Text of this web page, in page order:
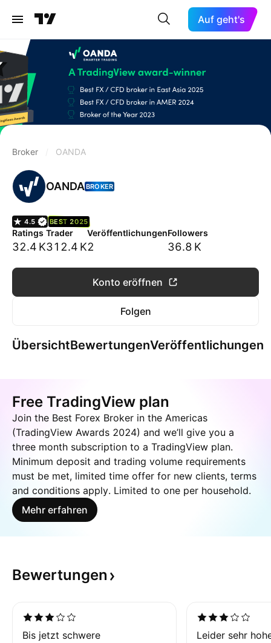
Auf geht's
Broker OANDA
OANDA BROKER
4.5 BEST 2025
Ratings
32.4 K
Trader
312.4 K
Veröffentlichungen
2
Followers
36.8 K
Konto eröffnen
Folgen
ÜbersichtBewertungenVeröffentlichungen
Free TradingView plan
Join the Best Forex Broker in the Americas
(TradingView Awards 2024) and we’ll give you a
three month subscription to a TradingView plan.
Minimum deposit and trading volume requirements
must be met, limited time offer for new clients, terms
and conditions apply. Limited to one per household.
Mehr erfahren
Bewertungen
Bis jetzt schwere
Leider sehr